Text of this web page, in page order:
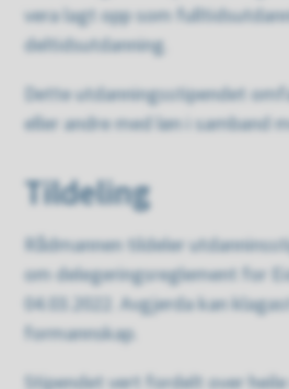
vera lagt opp som
deltidsutdanning.
Dette utdanningsstipendet
eller andre med løn i samband
Tildeling
Rådmannen tildeler
om delegeringsreglement for
04.03.2022. Avgjerda kan
formannskap.
Stipendet vert fordelt over